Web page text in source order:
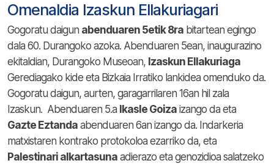
Omenaldia Izaskun Ellakuriagari
Gogoratu daigun abenduaren 5etik 8ra bitartean egingo
dala 60. Durangoko azoka. Abenduaren 5ean, inaugurazino
ekitaldian, Durangoko Museoan, Izaskun Ellakuriaga
Gerediagako kide eta Bizkaia Irratiko lankidea omenduko da.
Gogoratu daigun, aurten, garagarrilaren 16an hil zala
Izaskun. Abenduaren 5.a Ikasle Goiza izango da eta
Gazte Eztanda abenduaren 6an izango da. Indarkeria
matxistaren kontrako protokoloa ezarriko da, eta
Palestinari alkartasuna adierazo eta genozidioa salatzeko